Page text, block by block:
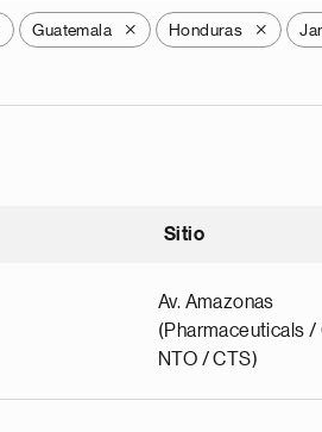
Guatemala X Honduras X
Sitio
Av. Amazonas
(Pharmaceuticals /
NTO / CTS)